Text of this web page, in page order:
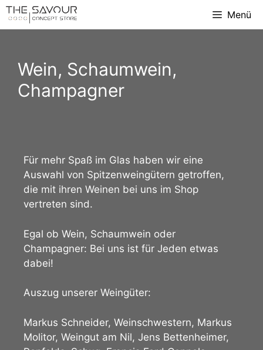
Menü
Wein, Schaumwein,
Champagner
Für mehr Spaß im Glas haben wir eine
Auswahl von Spitzenweingütern getroffen,
die mit ihren Weinen bei uns im Shop
vertreten sind.
Egal ob Wein, Schaumwein oder
Champagner: Bei uns ist für Jeden etwas
dabei!
Auszug unserer Weingüter:
Markus Schneider, Weinschwestern, Markus
Molitor, Weingut am Nil, Jens Bettenheimer,